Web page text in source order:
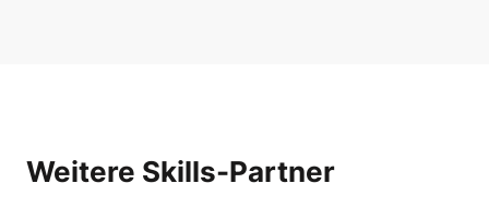
Weitere Skills-Partner